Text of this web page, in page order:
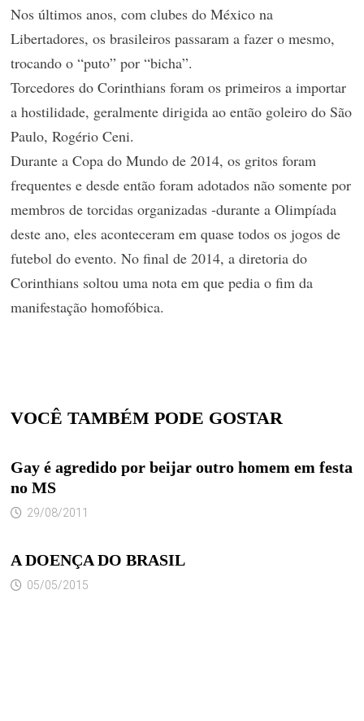
Nos últimos anos, com clubes do México na
Libertadores, os brasileiros passaram a fazer o mesmo,
trocando o “puto” por “bicha”.
Torcedores do Corinthians foram os primeiros a importar
a hostilidade, geralmente dirigida ao então goleiro do São
Paulo, Rogério Ceni.
Durante a Copa do Mundo de 2014, os gritos foram
frequentes e desde então foram adotados não somente por
membros de torcidas organizadas -durante a Olimpíada
deste ano, eles aconteceram em quase todos os jogos de
futebol do evento. No final de 2014, a diretoria do
Corinthians soltou uma nota em que pedia o fim da
manifestação homofóbica.
VOCÊ TAMBÉM PODE GOSTAR
Gay é agredido por beijar outro homem em festa
no MS
29/08/2011
A DOENÇA DO BRASIL
05/05/2015